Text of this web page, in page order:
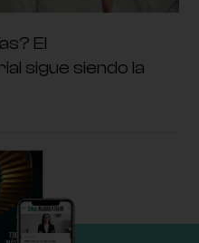
El
sigue siendo la